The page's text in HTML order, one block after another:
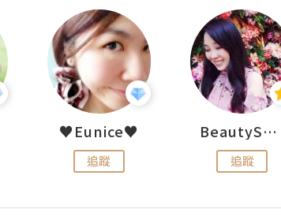
♥Eunice♥
追蹤
BeautySearch
追蹤